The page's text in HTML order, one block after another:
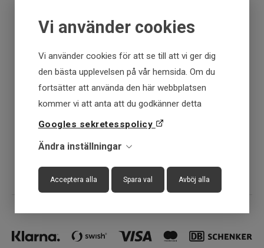
Vi använder cookies
Vi använder cookies för att se till att vi ger dig
den bästa upplevelsen på vår hemsida. Om du
fortsätter att använda den här webbplatsen
kommer vi att anta att du godkänner detta
Googles sekretesspolicy
Ändra inställningar
Acceptera alla Spara val Avböj alla
Fraktfritt över 699 kr
Få först - Betala senare
Snabba leveranser
30 dagar öppet köp